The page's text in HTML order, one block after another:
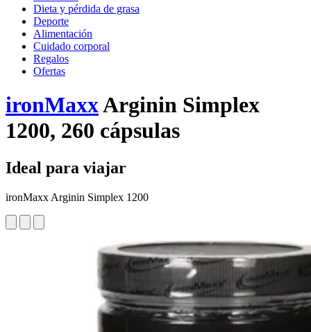
Dieta y pérdida de grasa
Deporte
Alimentación
Cuidado corporal
Regalos
Ofertas
ironMaxxArginin Simplex
1200, 260 cápsulas
Ideal para viajar
ironMaxx Arginin Simplex 1200